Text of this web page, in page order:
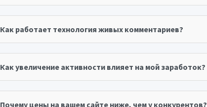
Как работает технология живых комментариев?
Как увеличение активности влияет на мой заработок?
Почему цены на вашем сайте ниже, чем у конкурентов?